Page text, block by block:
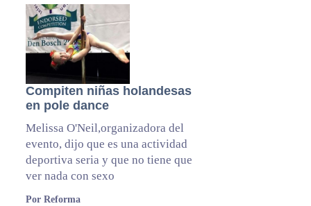
Compiten niñas holandesas
en pole dance
Melissa O'Neil,organizadora del
evento, dijo que es una actividad
deportiva seria y que no tiene que
ver nada con sexo
Por Reforma